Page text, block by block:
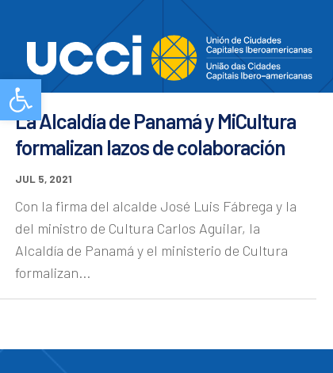
Abrir barra de herramientas
La Alcaldía de Panamá y MiCultura
formalizan lazos de colaboración
JUL 5, 2021
Con la firma del alcalde José Luis Fábrega y la
del ministro de Cultura Carlos Aguilar, la
Alcaldía de Panamá y el ministerio de Cultura
formalizan...